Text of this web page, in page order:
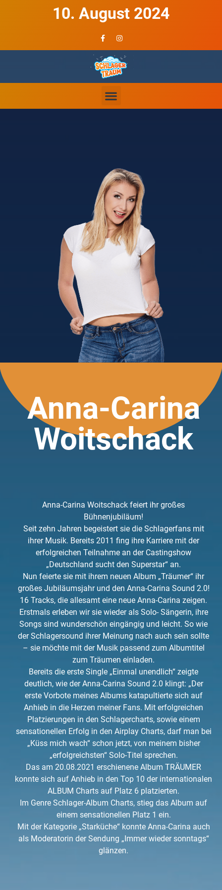
10. August 2024
Anna-Carina
Woitschack
Anna-Carina Woitschack feiert ihr großes
Bühnenjubiläum!
Seit zehn Jahren begeistert sie die Schlagerfans mit
ihrer Musik. Bereits 2011 fing ihre Karriere mit der
erfolgreichen Teilnahme an der Castingshow
„Deutschland sucht den Superstar“ an.
Nun feierte sie mit ihrem neuen Album „Träumer“ ihr
großes Jubiläumsjahr und den Anna-Carina Sound 2.0!
16 Tracks, die allesamt eine neue Anna-Carina zeigen.
Erstmals erleben wir sie wieder als Solo- Sängerin, ihre
Songs sind wunderschön eingängig und leicht. So wie
der Schlagersound ihrer Meinung nach auch sein sollte
– sie möchte mit der Musik passend zum Albumtitel
zum Träumen einladen.
Bereits die erste Single „Einmal unendlich“ zeigte
deutlich, wie der Anna-Carina Sound 2.0 klingt: „Der
erste Vorbote meines Albums katapultierte sich auf
Anhieb in die Herzen meiner Fans. Mit erfolgreichen
Platzierungen in den Schlagercharts, sowie einem
sensationellen Erfolg in den Airplay Charts, darf man bei
„Küss mich wach“ schon jetzt, von meinem bisher
„erfolgreichsten“ Solo-Titel sprechen.
Das am 20.08.2021 erschienene Album TRÄUMER
konnte sich auf Anhieb in den Top 10 der internationalen
ALBUM Charts auf Platz 6 platzierten.
Im Genre Schlager-Album Charts, stieg das Album auf
einem sensationellen Platz 1 ein.
Mit der Kategorie „Starküche“ konnte Anna-Carina auch
als Moderatorin der Sendung „Immer wieder sonntags“
glänzen.